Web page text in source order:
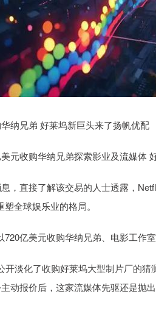
纳兄弟 好莱坞新巨头来了扬帆优配
收购华纳兄弟探索影业及流媒体
直接了解该交易的人士透露，
全球娱乐业的格局。
亿美元收购华纳兄弟、电影工作室
淡化了收购好莱坞大型制片厂的猜
动报价后，这家流媒体先驱还是抛出